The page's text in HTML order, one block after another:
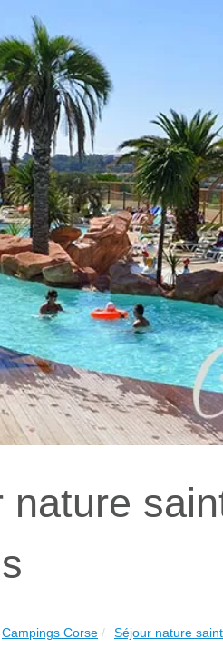
nature
Campings Corse Séjour nature